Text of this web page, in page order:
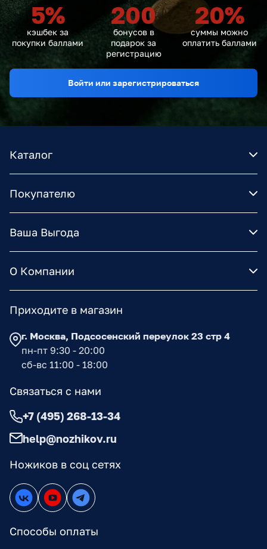
5%
кэшбек за
покупки баллами
200
бонусов в
подарок за
регистрацию
20%
суммы можно
оплатить баллами
Войти или зарегистрироваться
Каталог
Покупателю
Ваша Выгода
О Компании
Ножиков в соц сетях
Способы оплаты
Приходите в магазин
г. Москва, Подсосенский переулок 23 стр 4
пн-пт 9:30 - 20:00
сб-вс 11:00 - 18:00
Связаться с нами
+7 (495) 268-13-34
help@nozhikov.ru